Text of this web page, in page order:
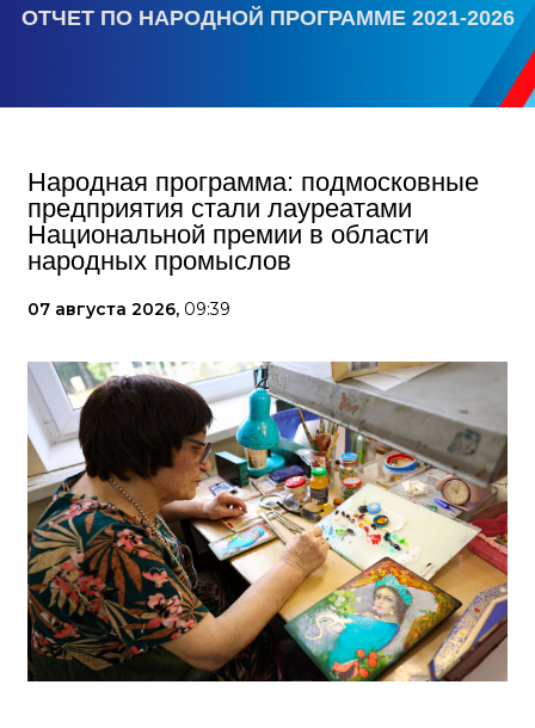
ОТЧЕТ ПО НАРОДНОЙ ПРОГРАММЕ 2021-2026
Народная программа: подмосковные
предприятия стали лауреатами
Национальной премии в области
народных промыслов
07 августа 2026, 09:39